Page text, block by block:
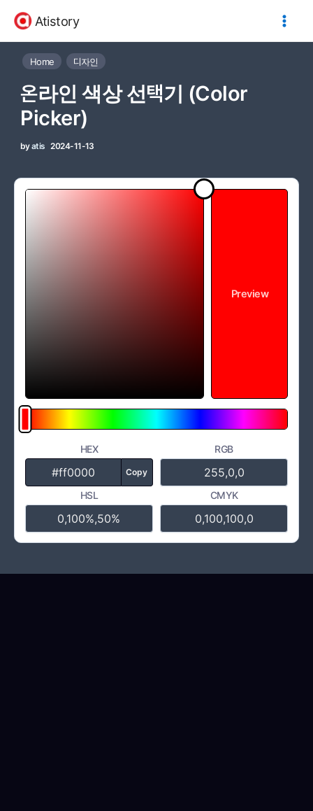
츠
Atistory
Home 디자인
온라인 색상 선택기 (Color
Picker)
by atis 2024-11-13
Preview
HEX
Copy
RGB
HSL CMYK